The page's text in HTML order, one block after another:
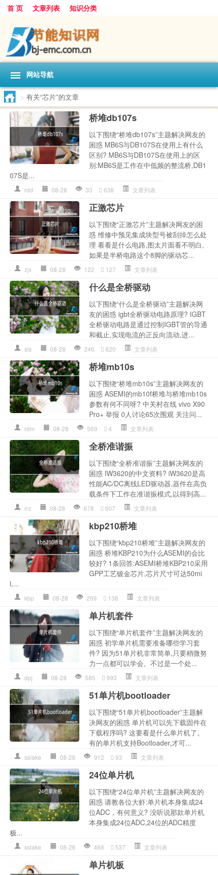
首 页 文章列表 知识分类
网站导航
> 有关“芯片”的文章
桥堆db107s
以下围绕“桥堆db107s”主题解决网友的
困惑 MB6S与DB107S在使用上有什么
区别? MB6S与DB107S在使用上的区
别:MB6S是工作在中低频的整流桥,DB1
07S是...
rdd 08-28 33 638 文章列表
正激芯片
以下围绕“正激芯片”主题解决网友的困
惑 维修中预见集成块型号被刮掉怎么处
理 看看是什么电路,图太片面看不明白,
如果是半桥电路这个8脚的驱动芯...
zjx 08-28 122 127 文章列表
什么是全桥驱动
以下围绕“什么是全桥驱动”主题解决网
友的困惑 igbt全桥驱动电路原理? IGBT
全桥驱动电路是通过控制IGBT管的导通
和截止,实现电流的正反向流动,进...
sls 08-28 246 620 文章列表
桥堆mb10s
以下围绕“桥堆mb10s”主题解决网友的
困惑 ASEMI的mb10f桥堆与桥堆mb10s
参数有何不同呀? 中关村在线 vivo X90
Pro+ 举报 0人讨论65次围观 关注问...
rdm 08-28 569 4 文章列表
全桥准谐振
以下围绕“全桥准谐振”主题解决网友的
困惑 IW3620的中文资料? iW3620是高
性能AC/DC离线LED驱动器,器件在高负
载条件下工作在准谐振模式,以得到高...
rrz 08-28 678 607 文章列表
kbp210桥堆
以下围绕“kbp210桥堆”主题解决网友的
困惑 桥堆KBP210为什么ASEMI的会比
较好? 1条回答:ASEMI桥堆KBP210采用
GPP工艺镀金芯片,芯片尺寸可达50mi
l,...
kbp 08-28 269 138 文章列表
单片机套件
以下围绕“单片机套件”主题解决网友的
困惑 初学单片机需要准备哪些学习套
件? 因为51单片机非常简单,只要稍微努
力一点都可以学会。不过是一个处...
dpj 08-28 585 993 文章列表
51单片机bootloader
以下围绕“51单片机bootloader”主题解
决网友的困惑 单片机可以先下载固件在
下载程序吗? 这要看是什么单片机了。
有的单片机支持Bootloader,才可...
sslake 08-28 912 93 文章列表
24位单片机
以下围绕“24位单片机”主题解决网友的
困惑 请教各位大虾:单片机本身集成24
位ADC，有何意义? 没听说那款单片机
本身集成24位ADC,24位的ADC精度
极...
sslake 08-28 468 537 文章列表
单片机板